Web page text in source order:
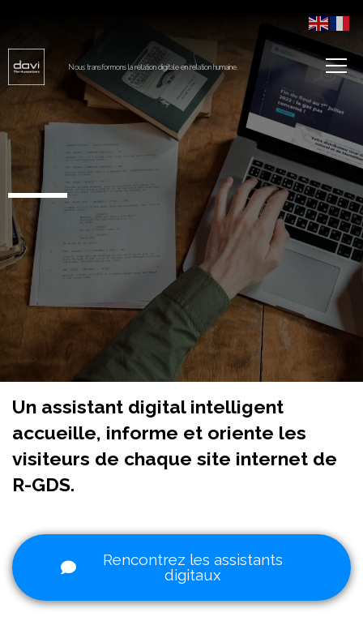
Nous transformons la relation digitale en relation humaine.
Un assistant digital intelligent
accueille, informe et oriente les
visiteurs de chaque site internet de
R-GDS.
Rencontrez les assistants
digitaux